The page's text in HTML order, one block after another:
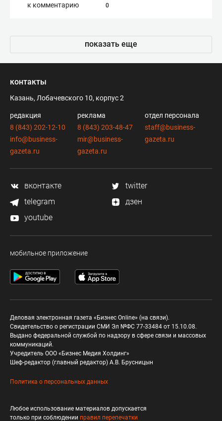
к комментарию 0
показать еще
контакты
Казань, Лобачевского 10, корпус 2
редакция
8 (843) 202-12-10
info@business-
gazeta.ru
реклама
8 (843) 203-48-47
mir@business-
gazeta.ru
отдел персонала
staff@business-
gazeta.ru
вконтакте
twitter
telegram
дзен
youtube
мобильное приложение
Деловая электронная газета «Бизнес Online» (на связи).
Свидетельство о регистрации СМИ Эл №ФС 77-33484 от 15.10.08.
Выдано федеральной службой по надзору в сфере связи и массовых
коммуникаций.
Учредитель ООО «Бизнес Медия Холдинг»
Шеф-редактор (главный редактор) А.В. Брусницын
Политика о персональных данных
Любое использование материалов допускается
только при соблюдении правил перепечатки